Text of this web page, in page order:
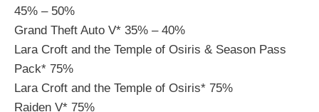
45% – 50%
Grand Theft Auto V* 35% – 40%
Lara Croft and the Temple of Osiris & Season Pass
Pack* 75%
Lara Croft and the Temple of Osiris* 75%
Raiden V* 75%